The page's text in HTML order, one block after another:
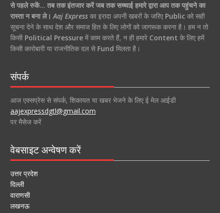
से पहले रुकें… तब तक इंतजार करें जब तक सच्चाई हमारे द्वारा आप तक पहुंचने का
रास्ता न बना ले। Aaj Expressका इरादा अपनी खबरों के जरिए Publicको सही
सूचना देने के साथ देश और समाज हित के लिए लोगों को जागरूक करना है। हम न तो
किसी Political Pressureमें काम करते हैं, न ही हमारे Content के लिए हमें
किसी कारोबारी या राजनीतिक दल से Fund मिलता है।
संपर्क
आज एक्सप्रेस से संपर्क, शिकायत या खबर भेजने के लिए ई मेल आईडी
aajexpressdgtl@gmail.com
पर मैसेज करें
वेबसाइट अन्वेषण करें
उत्तर प्रदेश
दिल्ली
वाराणसी
लखनऊ